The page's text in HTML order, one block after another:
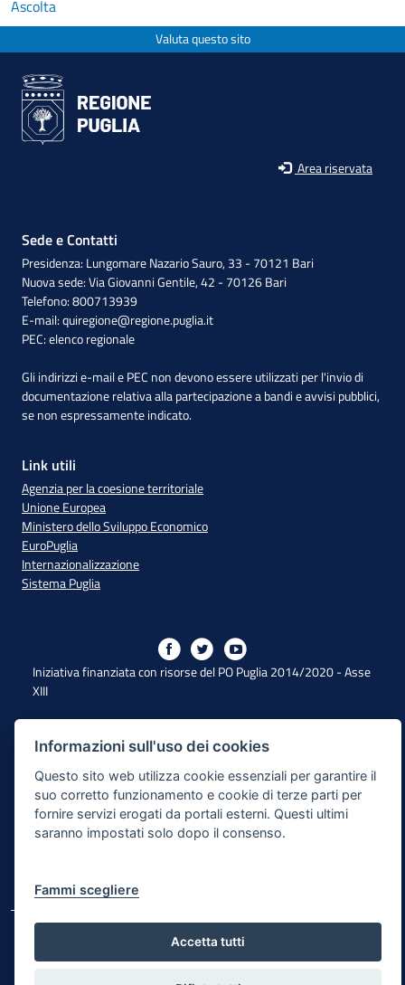
Ascolta
Valuta questo sito
Area riservata
Sede e Contatti
Presidenza: Lungomare Nazario Sauro, 33 - 70121 Bari
Nuova sede: Via Giovanni Gentile, 42 - 70126 Bari
Telefono: 800713939
E-mail:quiregione@regione.puglia.it
PEC:elenco regionale
Gli indirizzi e-mail e PEC non devono essere utilizzati per l'invio di
documentazione relativa alla partecipazione a bandi e avvisi pubblici,
se non espressamente indicato.
Link utili
Agenzia per la coesione territoriale
Unione Europea
Ministero dello Sviluppo Economico
EuroPuglia
Internazionalizzazione
Sistema Puglia
Iniziativa finanziata con risorse del PO Puglia 2014/2020 - Asse
XIII
Dichiarazione di Accessibilità
Note Legali
Cookie e Privacy
Mappa del sito
© Regione Puglia
Informazioni sull'uso dei cookies
Questo sito web utilizza cookie essenziali per garantire il
suo corretto funzionamento e cookie di terze parti per
fornire servizi erogati da portali esterni. Questi ultimi
saranno impostati solo dopo il consenso.
Fammi scegliere
Accetta tutti